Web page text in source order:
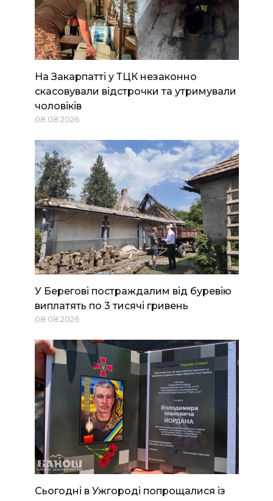
На Закарпатті у ТЦК незаконно
скасовували відстрочки та утримували
чоловіків
08.08.2026
У Берегові постраждалим від буревію
виплатять по 3 тисячі гривень
08.08.2026
Сьогодні в Ужгороді попрощалися із